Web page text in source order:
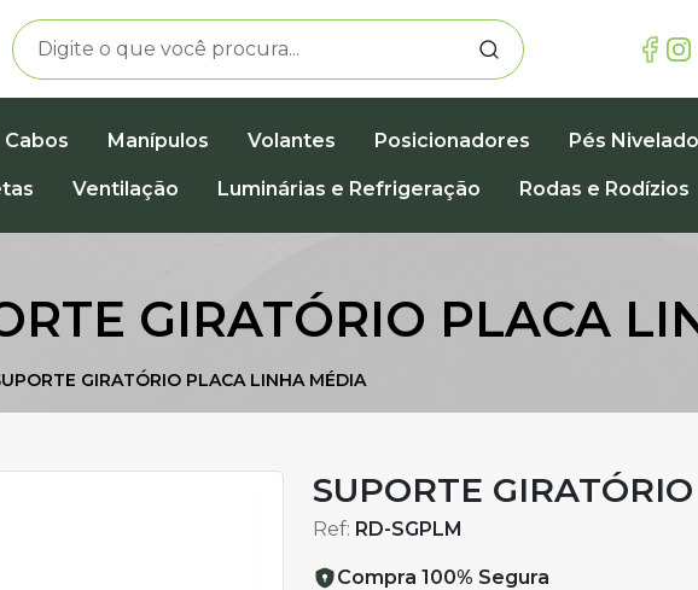
Cabos Manípulos Volantes Posicionadores Pés
Ventilação Luminárias e Refrigeração Rodas e Rodízios
GIRATÓRIO PLACA
GIRATÓRIO PLACA LINHA MÉDIA
SUPORTE
Ref: RD-SGPLM
Compra 100% Segura